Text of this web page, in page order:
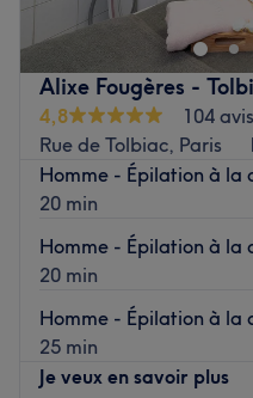
n'attendent plus que
avec le sourire et met à
Pour une coupe de
coloration ou tout
barber est l'adresse idéale !
Transport public le plus
Le salon est situé à trois
métro Tolbiac.
Ferhat, véritable expert,
Nos coups de cœur :
Alixe Fougères -
4,8
104 avis
Rue de Tolbiac, Paris
Homme - Épilation à la
20 min
Homme - Épilation à la
20 min
Homme - Épilation à la
25 min
Je veux en savoir plus